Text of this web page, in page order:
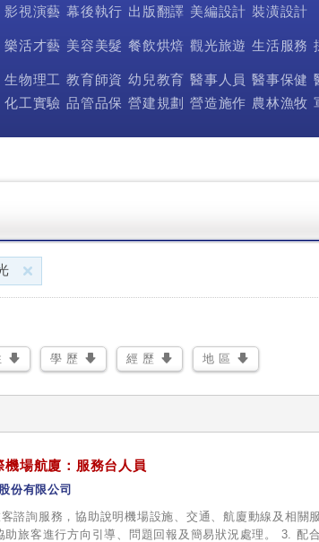
影視演藝 幕後執行 出版翻譯 美編設計 裝潢設計
樂活才藝 美容美髮 餐飲烘焙 觀光旅遊 生活服務
生物理工 教育師資 幼兒教育 醫事人員 醫事保健
化工實驗 品管品保 營建規劃 營造施作 農林漁牧
學 歷 經 歷 地 區
機場航廈：服務台人員
份有限公司
諮詢服務，協助說明機場設施、交通、航廈動線及相關
助旅客進行方向引導、問題回報及簡易狀況處理。 3. 配